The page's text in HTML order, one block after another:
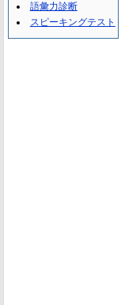
語彙力診断
スピーキングテスト